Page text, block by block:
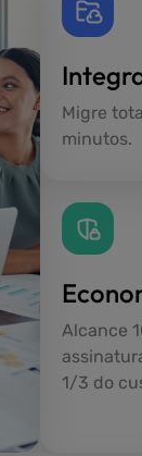
Migre
minutos.
Alcance
1/3 do